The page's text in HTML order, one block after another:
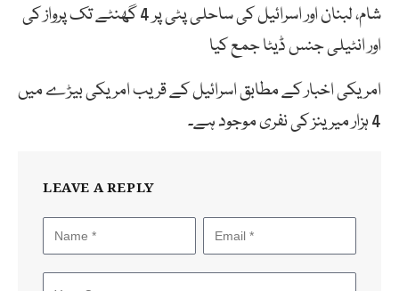
شام، لبنان اور اسرائیل کی ساحلی پٹی پر 4 گھنٹے تک پرواز کی
اور انٹیلی جنس ڈیٹا جمع کیا
امریکی اخبار کے مطابق اسرائیل کے قریب امریکی بیڑے میں
4 ہزار میرینز کی نفری موجود ہے۔
LEAVE A REPLY